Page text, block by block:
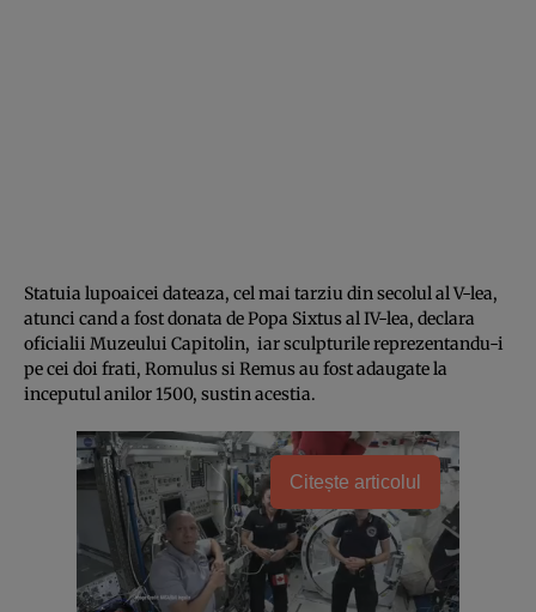
Statuia lupoaicei dateaza, cel mai tarziu din secolul al V-lea,
atunci cand a fost donata de Popa Sixtus al IV-lea, declara
oficialii Muzeului Capitolin, iar sculpturile reprezentandu-i
pe cei doi frati, Romulus si Remus au fost adaugate la
inceputul anilor 1500, sustin acestia.
Citește articolul